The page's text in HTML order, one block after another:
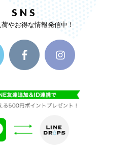
SNS
やお得な情報発信中！